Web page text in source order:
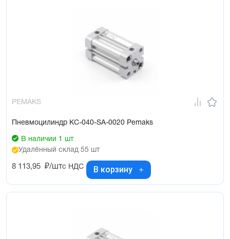
PEMAKS
Пневмоцилиндр KC-040-SA-0020 Pemaks
В наличии 1 шт
Удалённый склад 55 шт
8 113,95 ₽/штс НДС В корзину